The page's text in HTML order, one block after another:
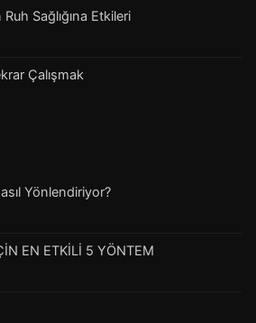
Sağlığına Etkileri
Çalışmak
Yönlendiriyor?
EN ETKİLİ 5 YÖNTEM